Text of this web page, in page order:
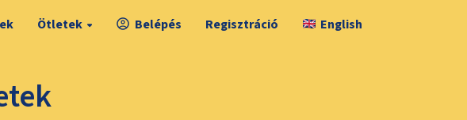
Ötletek Belépés Regisztráció English